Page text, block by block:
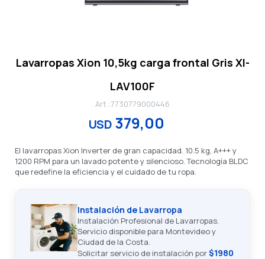
Lavarropas Xion 10,5kg carga frontal Gris XI-
LAV100F
7730779000446
USD 379,00
El lavarropas Xion Inverter de gran capacidad. 10.5 kg, A+++ y
1200 RPM para un lavado potente y silencioso. Tecnología BLDC
que redefine la eficiencia y el cuidado de tu ropa.
Instalación de Lavarropa
Instalación Profesional de Lavarropas.
Servicio disponible para Montevideo y
Ciudad de la Costa.
Solicitar servicio de instalación por$1980